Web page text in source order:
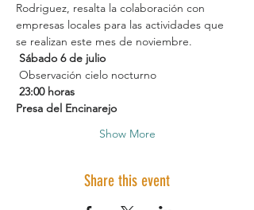
Rodriguez, resalta la colaboración con
empresas locales para las actividades que
se realizan este mes de noviembre.
Sábado 6 de julio
Observación cielo nocturno
23:00 horas
Presa del Encinarejo
Show More
Share this event